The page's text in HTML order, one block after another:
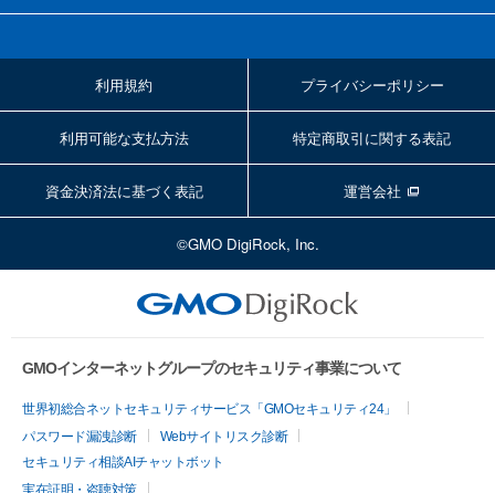
利用規約 プライバシーポリシー
利用可能な支払方法 特定商取引に関する表記
資金決済法に基づく表記 運営会社
©GMO DigiRock, Inc.
GMOインターネットグループのセキュリティ事業について
世界初総合ネットセキュリティサービス「GMOセキュリティ24」
パスワード漏洩診断
Webサイトリスク診断
セキュリティ相談AIチャットボット
実在証明・盗聴対策